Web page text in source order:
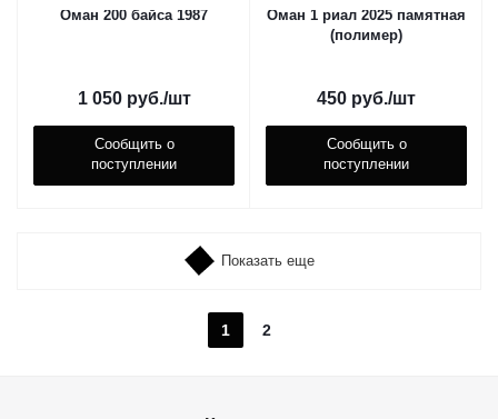
Оман 200 байса 1987
1 050руб./шт
Сообщить о
поступлении
Оман 1 риал 2025 памятная
(полимер)
450 руб./шт
Сообщить о
поступлении
Показать еще
1 2